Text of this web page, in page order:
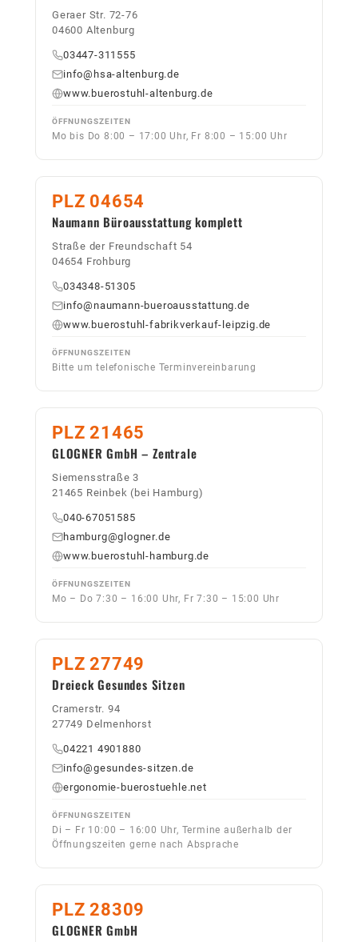
Geraer Str. 72-76
04600 Altenburg
03447-311555
info@hsa-altenburg.de
www.buerostuhl-altenburg.de
ÖFFNUNGSZEITEN
Mo bis Do 8:00 – 17:00 Uhr, Fr 8:00 – 15:00 Uhr
PLZ 04654
Naumann Büroausstattung komplett
Straße der Freundschaft 54
04654 Frohburg
034348-51305
info@naumann-bueroausstattung.de
www.buerostuhl-fabrikverkauf-leipzig.de
ÖFFNUNGSZEITEN
Bitte um telefonische Terminvereinbarung
PLZ 21465
GLOGNER GmbH – Zentrale
Siemensstraße 3
21465 Reinbek (bei Hamburg)
040-67051585
hamburg@glogner.de
www.buerostuhl-hamburg.de
ÖFFNUNGSZEITEN
Mo – Do 7:30 – 16:00 Uhr, Fr 7:30 – 15:00 Uhr
PLZ 27749
Dreieck Gesundes Sitzen
Cramerstr. 94
27749 Delmenhorst
04221 4901880
info@gesundes-sitzen.de
ergonomie-buerostuehle.net
ÖFFNUNGSZEITEN
Di – Fr 10:00 – 16:00 Uhr, Termine außerhalb der
Öffnungszeiten gerne nach Absprache
PLZ 28309
GLOGNER GmbH